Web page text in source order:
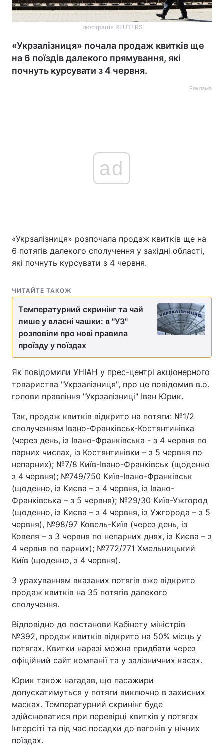
Ілюстрація REUTERS
«Укрзалізниця» почала продаж квитків ще
на 6 поїздів далекого прямування, які
почнуть курсувати з 4 червня.
Реклама
ad
«Укрзалізниця» розпочала продаж квитків ще на
6 потягів далекого сполучення у західні області,
які почнуть курсувати з 4 червня.
ЧИТАЙТЕ ТАКОЖ
Температурний скринінг та чай
лише у власні чашки: в "УЗ"
розповіли про нові правила
проїзду у поїздах
Як повідомили УНІАН у прес-центрі акціонерного
товариства "Укрзалізниця", про це повідомив в.о.
голови правління "Укрзалізниці" Іван Юрик.
Так, продаж квитків відкрито на потяги: №1/2
сполученням Івано-Франківськ-Костянтинівка
(через день, із Івано-Франківська - з 4 червня по
парних числах, із Костянтинівки – з 5 червня по
непарних); №7/8 Київ-Івано-Франківськ (щоденно
з 4 червня); №749/750 Київ-Івано-Франківськ
(щоденно, із Києва – з 4 червня, із Івано-
Франківська – з 5 червня); №29/30 Київ-Ужгород
(щоденно, із Києва – з 4 червня, із Ужгорода – з 5
червня), №98/97 Ковель-Київ (через день, із
Ковеля – з 3 червня по непарних днях, із Києва – з
4 червня по парних); №772/771 Хмельницький
Київ (щоденно, з 4 червня).
З урахуванням вказаних потягів вже відкрито
продаж квитків на 35 потягів далекого
сполучення.
Відповідно до постанови Кабінету міністрів
№392, продаж квитків відкрито на 50% місць у
потягах. Квитки наразі можна придбати через
офіційний сайт компанії та у залізничних касах.
Юрик також нагадав, що пасажири
допускатимуться у потяги виключно в захисних
масках. Температурний скринінг буде
здійснюватися при перевірці квитків у потягах
Інтерсіті та під час посадки до вагонів у нічних
поїздах.